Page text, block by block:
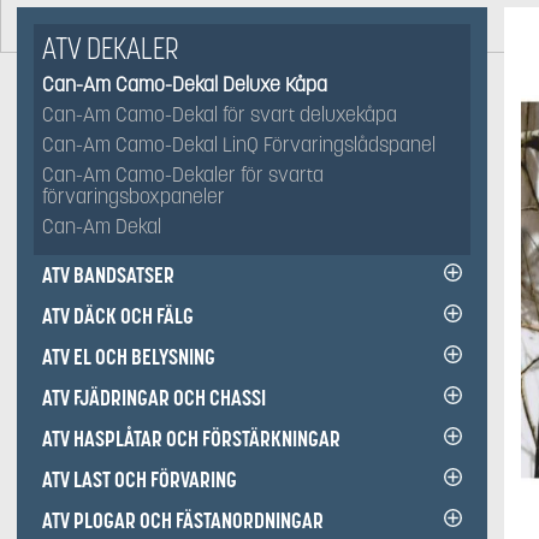
ATV DEKALER
Can-Am Camo-Dekal Deluxe Kåpa
Can-Am Camo-Dekal för svart deluxekåpa
Can-Am Camo-Dekal LinQ Förvaringslådspanel
Can-Am Camo-Dekaler för svarta
förvaringsboxpaneler
Can-Am Dekal
ATV BANDSATSER
ATV DÄCK OCH FÄLG
ATV EL OCH BELYSNING
ATV FJÄDRINGAR OCH CHASSI
ATV HASPLÅTAR OCH FÖRSTÄRKNINGAR
ATV LAST OCH FÖRVARING
ATV PLOGAR OCH FÄSTANORDNINGAR